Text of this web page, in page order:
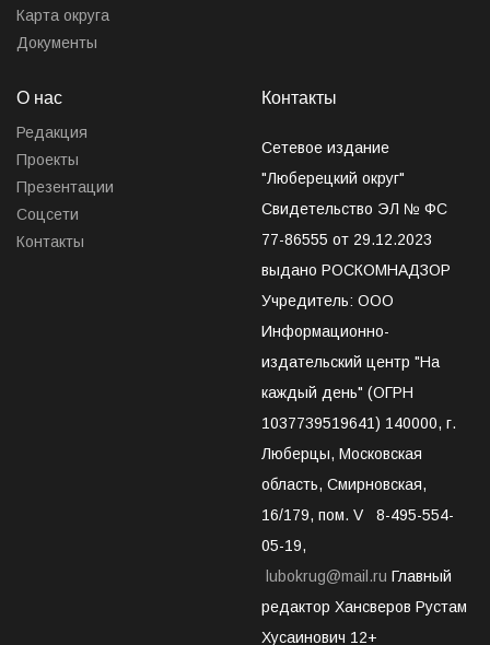
Карта округа
Документы
О нас
Редакция
Проекты
Презентации
Соцсети
Контакты
Контакты
Сетевое издание
"Люберецкий округ"
Свидетельство ЭЛ № ФС
77-86555 от 29.12.2023
выдано РОСКОМНАДЗОР
Учредитель: ООО
Информационно-
издательский центр "На
каждый день" (ОГРН
1037739519641) 140000, г.
Люберцы, Московская
область, Смирновская,
16/179, пом. V 8-495-554-
05-19,
lubokrug@mail.ru Главный
редактор Хансверов Рустам
Хусаинович 12+